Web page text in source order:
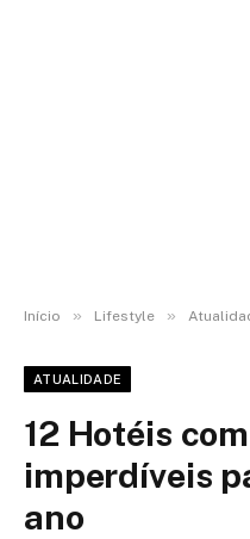
Início » Lifestyle »
ATUALIDADE
12 Hotéis
imperdíveis
ano